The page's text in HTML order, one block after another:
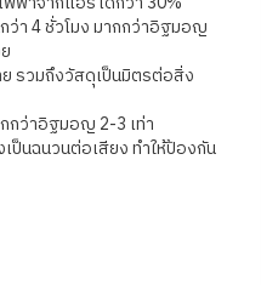
ว่า 4 ชั่วโมง มากกว่าอิฐมอญ
รวมถึงวัสดุเป็นมิตรต่อสิ่ง
กว่าอิฐมอญ 2-3 เท่า
ป็นฉนวนต่อเสียง ทำให้ป้องกัน